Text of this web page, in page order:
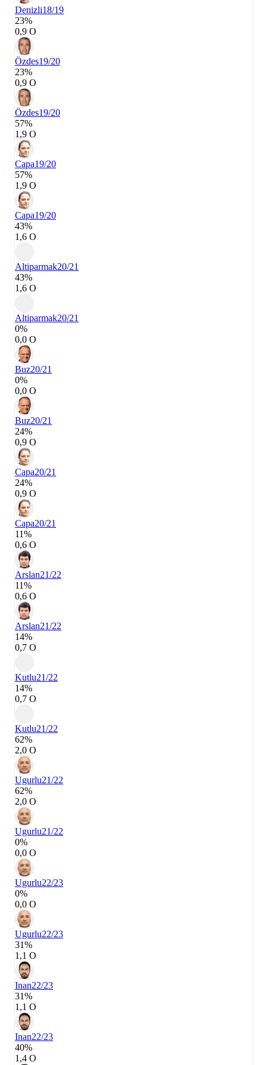
Denizli18/19
23%
0,9 О
Özdes19/20
23%
0,9 О
Özdes19/20
57%
1,9 О
Capa19/20
57%
1,9 О
Capa19/20
43%
1,6 О
Altiparmak20/21
43%
1,6 О
Altiparmak20/21
0%
0,0 О
Buz20/21
0%
0,0 О
Buz20/21
24%
0,9 О
Capa20/21
24%
0,9 О
Capa20/21
11%
0,6 О
Arslan21/22
11%
0,6 О
Arslan21/22
14%
0,7 О
Kutlu21/22
14%
0,7 О
Kutlu21/22
62%
2,0 О
Ugurlu21/22
62%
2,0 О
Ugurlu21/22
0%
0,0 О
Ugurlu22/23
0%
0,0 О
Ugurlu22/23
31%
1,1 О
Inan22/23
31%
1,1 О
Inan22/23
40%
1,4 О